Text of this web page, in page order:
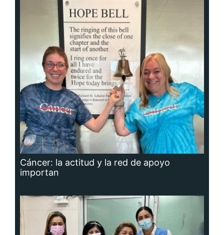
Cáncer: la actitud y la red de apoyo
importan